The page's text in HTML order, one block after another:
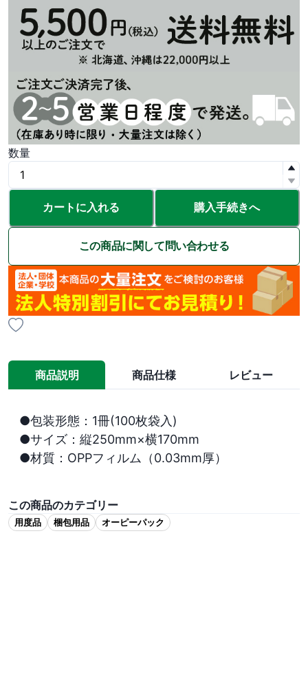
数量
カートに入れる 購入手続きへ
この商品に関して問い合わせる
商品説明 商品仕様 レビュー
●包装形態：1冊(100枚袋入)
●サイズ：縦250mm×横170mm
●材質：OPPフィルム（0.03mm厚）
この商品のカテゴリー
用度品 梱包用品 オーピーパック